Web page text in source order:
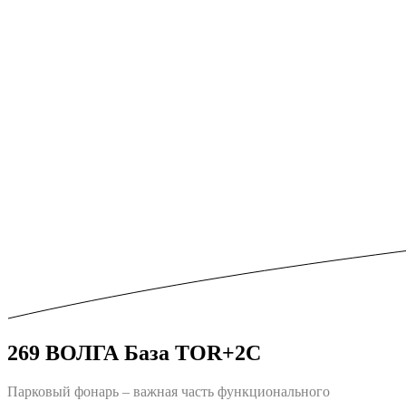
269 ВОЛГА База TOR+2С
Парковый фонарь – важная часть функционального